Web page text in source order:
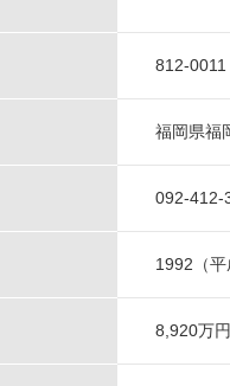
812-0011
福岡県福
092-412-
1992（平
8,920万円